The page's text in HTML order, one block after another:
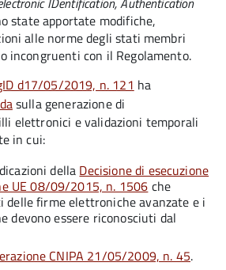
state apportate modifiche,
alle norme degli stati membri
incongruenti con il Regolamento.
d17/05/2019, n. 121 ha
sulla generazione di
elettronici e validazioni temporali
in cui:
della Decisione di esecuzione
UE 08/09/2015, n. 1506 che
delle firme elettroniche avanzate e i
devono essere riconosciuti dal
CNIPA 21/05/2009, n. 45.